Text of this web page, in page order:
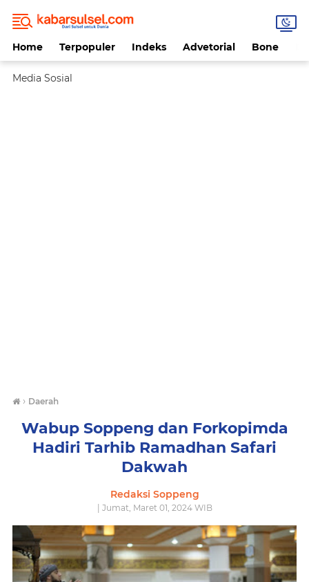
Home Terpopuler Indeks Advetorial Bone
Media Sosial
› Daerah
Wabup Soppeng dan Forkopimda
Hadiri Tarhib Ramadhan Safari
Dakwah
Redaksi Soppeng
| Jumat, Maret 01, 2024 WIB